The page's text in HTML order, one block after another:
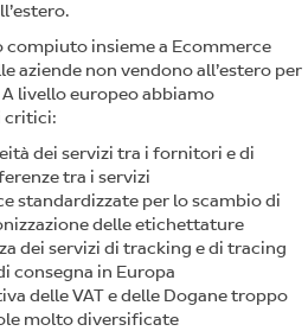
compiuto insieme a Ecommerce
aziende non vendono all’estero per
livello europeo abbiamo
critici:
dei servizi tra i fornitori e di
tra i servizi
standardizzate per lo scambio di
delle etichettature
dei servizi di tracking e di tracing
consegna in Europa
delle VAT e delle Dogane troppo
molto diversificate